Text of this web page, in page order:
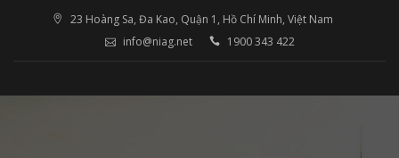
23 Hoàng Sa, Đa Kao, Quận 1, Hồ Chí Minh, Việt Nam
info@niag.net
1900 343 422